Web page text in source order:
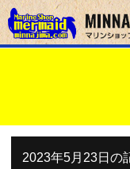
2023年5月23日の